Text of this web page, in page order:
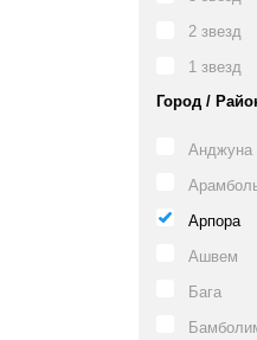
2 звезд
1 звезд
Город /
Анджуна
Арпора
Ашвем
Бага